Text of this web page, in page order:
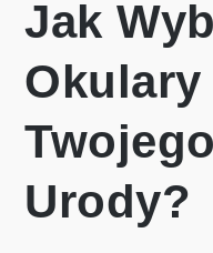
Jak
Urody?